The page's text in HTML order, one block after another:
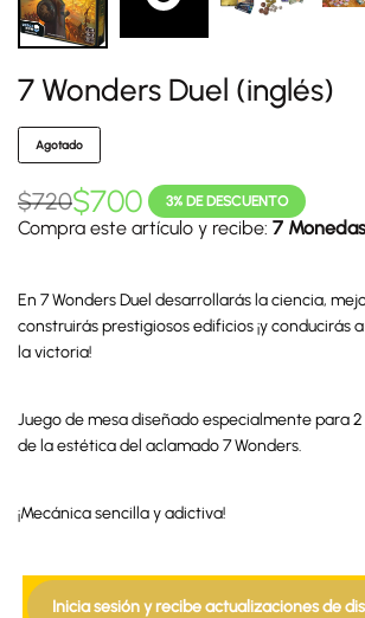
7 Wonders Duel (inglés)
Agotado
$720$700 3% DE DESCUENTO
Compra este artículo y recibe: 7
En 7 Wonders Duel desarrollarás la ciencia,
construirás prestigiosos edificios ¡y conducirás
la victoria!
Juego de mesa diseñado especialmente para
de la estética del aclamado 7 Wonders.
¡Mecánica sencilla y adictiva!
Inicia sesión y recibe actualizaciones de